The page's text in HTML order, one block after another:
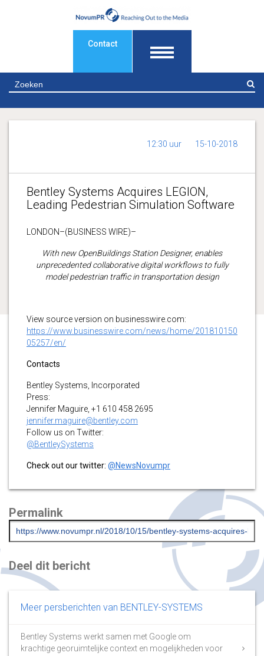
Contact
12:30 uur 15-10-2018
Bentley Systems Acquires LEGION,
Leading Pedestrian Simulation Software
LONDON–(BUSINESS WIRE)–
With new OpenBuildings Station Designer, enables
unprecedented collaborative digital workflows to fully
model pedestrian traffic in transportation design
View source version on businesswire.com:
https://www.businesswire.com/news/home/201810150
05257/en/
Contacts
Bentley Systems, Incorporated
Press:
Jennifer Maguire, +1 610 458 2695
jennifer.maguire@bentley.com
Follow us on Twitter:
@BentleySystems
Check out our twitter: @NewsNovumpr
Permalink
Deel dit bericht
Meer persberichten van BENTLEY-SYSTEMS
Bentley Systems werkt samen met Google om
krachtige georuimtelijke context en mogelijkheden voor